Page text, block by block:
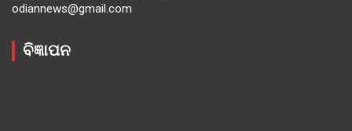
odiannews@gmail.com
ବିଜ୍ଞାପନ